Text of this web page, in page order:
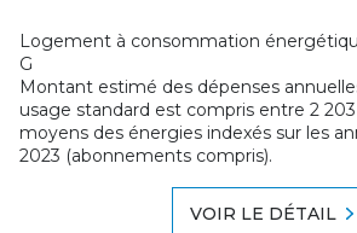
Logement à consommation
G
Montant estimé des dépenses
usage standard est compris entre 2
moyens des énergies indexés sur les
2023 (abonnements compris).
VOIR LE DÉTAIL